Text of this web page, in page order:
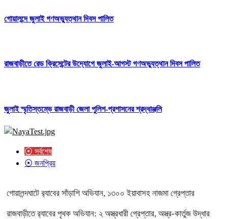
গোয়ালন্দে জুলাই গণঅভ্যুত্থান দিবস পালিত
রাজবাড়ীতে রেড ক্রিসেন্টের উদ্যোগে জুলাই-আগস্ট গণঅভ্যুত্থান দিবস পালিত
জুলাই স্মৃতিস্তম্ভে রাজবাড়ী জেলা পুলিশ-প্রশাসনের শ্রদ্ধাঞ্জলি
⦿ সর্বশেষ
⦿ জনপ্রিয়
গোয়ালন্দঘাটে র‌্যাবের সাঁড়াশি অভিযান, ১৩০০ ইয়াবাসহ নাজমা গ্রেপ্তার
রাজবাড়ীতে র‌্যাবের পৃথক অভিযান: ২ অস্ত্রধারী গ্রেপ্তার, অস্ত্র-কার্তুজ উদ্ধার